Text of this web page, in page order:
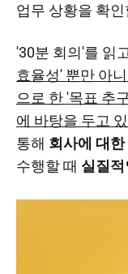
업무 상황을 확
'30분 회의'를 읽
효율성' 뿐만 아
으로 한 '목표 추
에 바탕을 두고
통해 회사에 대한
수행할 때 실질